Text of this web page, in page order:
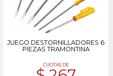
JUEGO DESTORNILLADORES 6
PIEZAS TRAMONTINA
CUOTAS DE